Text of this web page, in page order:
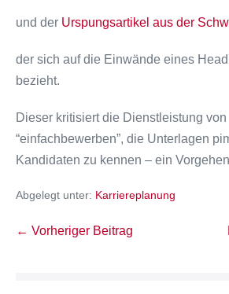
und der Urspungsartikel aus der
der sich auf die Einwände eines
bezieht.
Dieser kritisiert die Dienstleistung von
“einfachbewerben”, die Unterlagen
Kandidaten zu kennen – ein
Abgelegt unter: Karriereplanung
Beitragsnavigation
← Vorheriger Beitrag